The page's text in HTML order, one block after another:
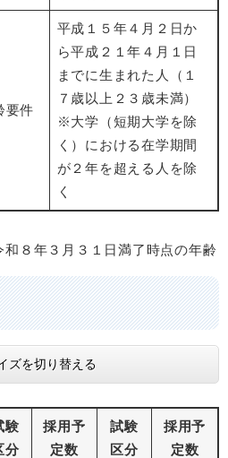
要件
平成１５年４月２日か
ら平成２１年４月１日
までに生まれた人（１
７歳以上２３歳未満）
※大学（短期大学を除
く）における在学期間
が２年を超える人を除
く
８年３月３１日満了時点の年齢
ズを切り替える
験
分
採用予
定数
試験
区分
採用予
定数